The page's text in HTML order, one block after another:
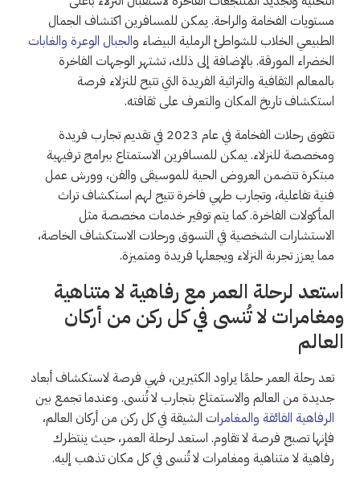
مستويات الفخامة والراحة. يمكن للمسافرين اكتشاف الجمال
الطبيعي الخلاب للشواطئ الرملية البيضاء والجبال الوعرة والغابات
الخضراء المورقة. بالإضافة إلى ذلك، تشتهر الوجهات الفاخرة
بالمعالم الثقافية والتراثية الفريدة التي تتيح للنزلاء فرصة
استكشاف تاريخ المكان والتعرف على ثقافته.
تتفوق رحلات الفخامة في عام 2023 في تقديم تجارب فريدة
ومخصصة للنزلاء. يمكن للمسافرين الاستمتاع ببرامج ترفيهية
مبتكرة تتضمن العروض الحية للموسيقى والفن، وورش عمل
فنية تفاعلية، وتجارب طهي فاخرة تتيح لهم استكشاف تراث
المأكولات الفاخرة. كما يتم توفير خدمات مخصصة مثل
الاستشارات الشخصية في التسوق ورحلات الاستكشاف الخاصة،
مما يعزز تجربة النزلاء ويجعلها فريدة ومتميزة.
استعد لرحلة العمر مع رفاهية لا متناهية
ومغامرات لا تُنسى في كل ركن من أركان
العالم
تعد رحلة العمر حلمًا يراود الكثيرين، فهي فرصة لاستكشاف أبعاد
جديدة من العالم والاستمتاع بتجارب لا تُنسى. وعندما تجمع بين
الرفاهية الفائقة والمغامرات الشيقة في كل ركن من أركان العالم،
فإنها تصبح فرصة لا تقاوم. استعد لرحلة العمر، حيث ينتظرك
رفاهية لا متناهية ومغامرات لا تُنسى في كل مكان تذهب إليه.